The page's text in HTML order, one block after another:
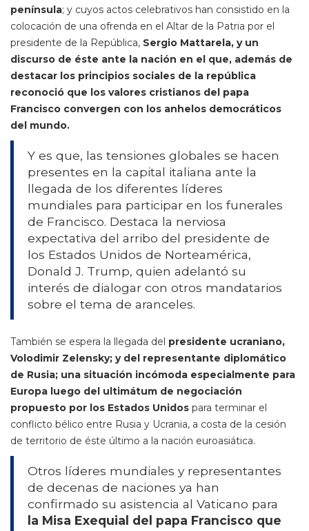
península; y cuyos actos celebrativos han consistido en la
colocación de una ofrenda en el Altar de la Patria por el
presidente de la República, Sergio Mattarela, y un
discurso de éste ante la nación en el que, además de
destacar los principios sociales de la república
reconoció que los valores cristianos del papa
Francisco convergen con los anhelos democráticos
del mundo.
Y es que, las tensiones globales se hacen
presentes en la capital italiana ante la
llegada de los diferentes líderes
mundiales para participar en los funerales
de Francisco. Destaca la nerviosa
expectativa del arribo del presidente de
los Estados Unidos de Norteamérica,
Donald J. Trump, quien adelantó su
interés de dialogar con otros mandatarios
sobre el tema de aranceles.
También se espera la llegada del presidente ucraniano,
Volodimir Zelensky; y del representante diplomático
de Rusia; una situación incómoda especialmente para
Europa luego del ultimátum de negociación
propuesto por los Estados Unidos para terminar el
conflicto bélico entre Rusia y Ucrania, a costa de la cesión
de territorio de éste último a la nación euroasiática.
Otros líderes mundiales y representantes
de decenas de naciones ya han
confirmado su asistencia al Vaticano para
la Misa Exequial del papa Francisco que